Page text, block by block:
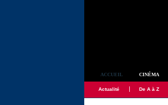
ACCUEIL CINÉMA
Actualité De A à Z